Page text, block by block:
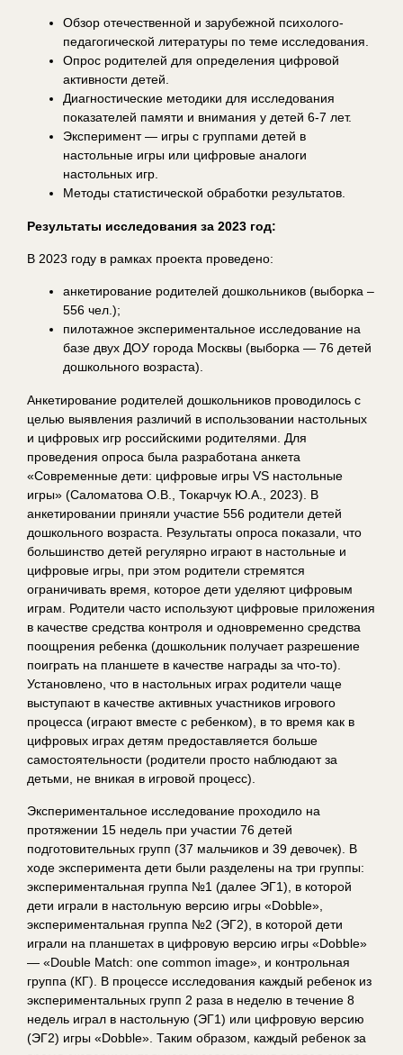
Обзор отечественной и зарубежной психолого-
педагогической литературы по теме исследования.
Опрос родителей для определения цифровой
активности детей.
Диагностические методики для исследования
показателей памяти и внимания у детей 6-7 лет.
Эксперимент — игры с группами детей в
настольные игры или цифровые аналоги
настольных игр.
Методы статистической обработки результатов.
Результаты исследования за 2023 год:
В 2023 году в рамках проекта проведено:
анкетирование родителей дошкольников (выборка –
556 чел.);
пилотажное экспериментальное исследование на
базе двух ДОУ города Москвы (выборка — 76 детей
дошкольного возраста).
Анкетирование родителей дошкольников проводилось с
целью выявления различий в использовании настольных
и цифровых игр российскими родителями. Для
проведения опроса была разработана анкета
«Современные дети: цифровые игры VS настольные
игры» (Саломатова О.В., Токарчук Ю.А., 2023). В
анкетировании приняли участие 556 родители детей
дошкольного возраста. Результаты опроса показали, что
большинство детей регулярно играют в настольные и
цифровые игры, при этом родители стремятся
ограничивать время, которое дети уделяют цифровым
играм. Родители часто используют цифровые приложения
в качестве средства контроля и одновременно средства
поощрения ребенка (дошкольник получает разрешение
поиграть на планшете в качестве награды за что-то).
Установлено, что в настольных играх родители чаще
выступают в качестве активных участников игрового
процесса (играют вместе с ребенком), в то время как в
цифровых играх детям предоставляется больше
самостоятельности (родители просто наблюдают за
детьми, не вникая в игровой процесс).
Экспериментальное исследование проходило на
протяжении 15 недель при участии 76 детей
подготовительных групп (37 мальчиков и 39 девочек). В
ходе эксперимента дети были разделены на три группы:
экспериментальная группа №1 (далее ЭГ1), в которой
дети играли в настольную версию игры «Dobble»,
экспериментальная группа №2 (ЭГ2), в которой дети
играли на планшетах в цифровую версию игры «Dobble»
— «Double Match: one common image», и контрольная
группа (КГ). В процессе исследования каждый ребенок из
экспериментальных групп 2 раза в неделю в течение 8
недель играл в настольную (ЭГ1) или цифровую версию
(ЭГ2) игры «Dobble». Таким образом, каждый ребенок за